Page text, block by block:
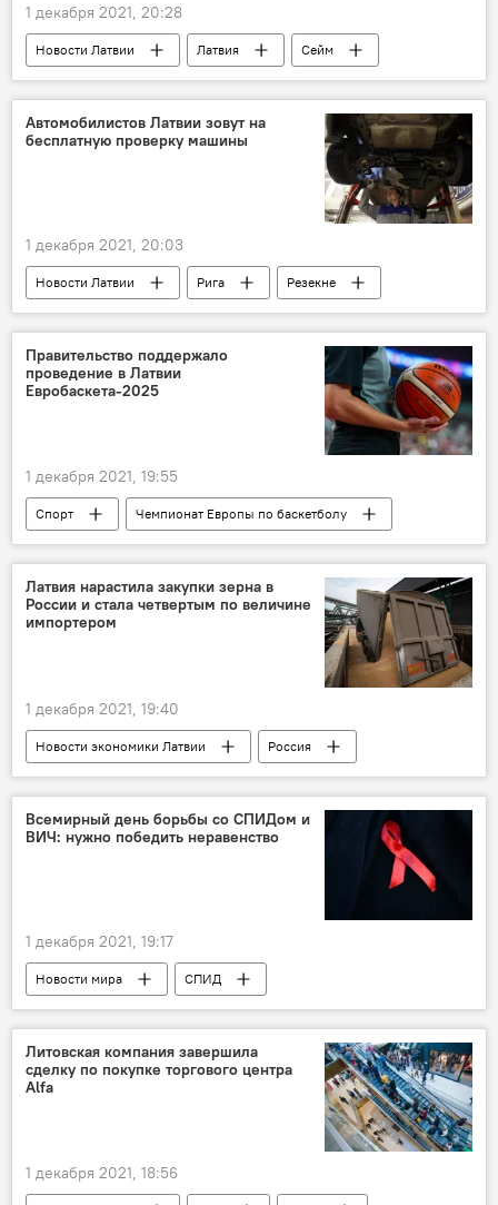
1 декабря 2021, 20:28
Новости Латвии Латвия
Сейм
увольнение
сокращение
чиновники
Автомобилистов Латвии зовут на
бесплатную проверку машины
1 декабря 2021, 20:03
Новости Латвии Рига
Резекне
Даугавпилс
Вентспилс Екабпилс
Правительство поддержало
проведение в Латвии
Евробаскета-2025
1 декабря 2021, 19:55
Спорт
Чемпионат Европы по баскетболу
Латвия
Латвия нарастила закупки зерна в
России и стала четвертым по величине
импортером
1 декабря 2021, 19:40
Новости экономики Латвии
Россия
зерно
импорт
Всемирный день борьбы со СПИДом и
ВИЧ: нужно победить неравенство
1 декабря 2021, 19:17
Новости мира СПИД
Литовская компания завершила
сделку по покупке торгового центра
Alfa
1 декабря 2021, 18:56